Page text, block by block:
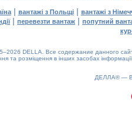
| вантажі з Польщі| вантажі з
| перевезти вантаж | попутний
DELLA. Все содержание данного
та розміщення в інших засобах
ДЕЛЛА® —